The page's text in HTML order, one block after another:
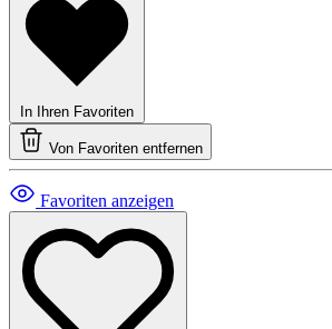
In Ihren Favoriten
Von Favoriten entfernen
Favoriten anzeigen